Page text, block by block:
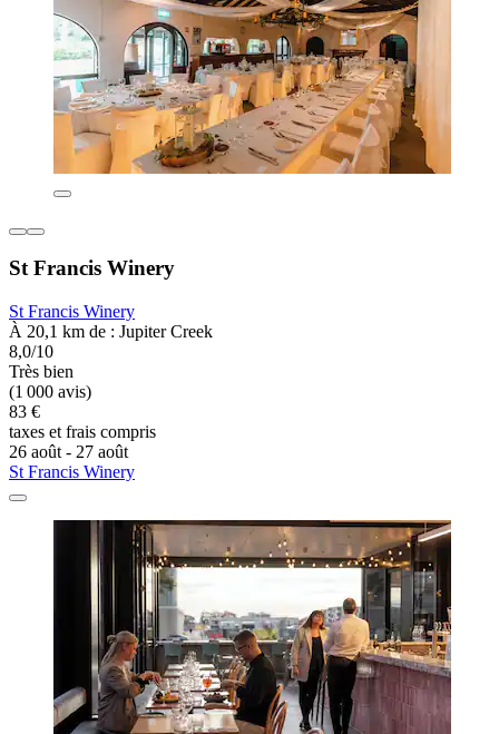
St Francis Winery
St Francis Winery
À 20,1 km de : Jupiter Creek
8,0/10
Très bien
(1 000 avis)
83 €
taxes et frais compris
26 août - 27 août
St Francis Winery